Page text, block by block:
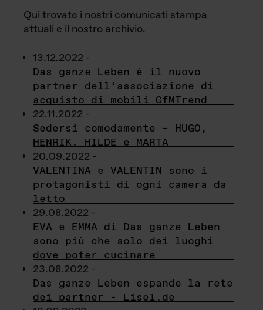
Qui trovate i nostri comunicati stampa
attuali e il nostro archivio.
13.12.2022 -
Das ganze Leben è il nuovo
partner dell’associazione di
acquisto di mobili GfMTrend
22.11.2022 -
Sedersi comodamente – HUGO,
HENRIK, HILDE e MARTA
20.09.2022 -
VALENTINA e VALENTIN sono i
protagonisti di ogni camera da
letto
29.08.2022 -
EVA e EMMA di Das ganze Leben
sono più che solo dei luoghi
dove poter cucinare
23.08.2022 -
Das ganze Leben espande la rete
dei partner - Lisel.de